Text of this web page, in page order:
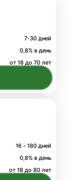
7-30 дней
0,8% в день
от 18 до 70 лет
16 - 180 дней
0,8% в день
от 18 до 80 лет